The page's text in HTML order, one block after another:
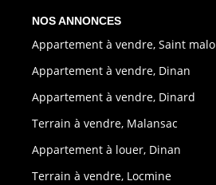
NOS ANNONCES
Appartement à vendre, Saint malo
Appartement à vendre, Dinan
Appartement à vendre, Dinard
Terrain à vendre, Malansac
Appartement à louer, Dinan
Terrain à vendre, Locmine